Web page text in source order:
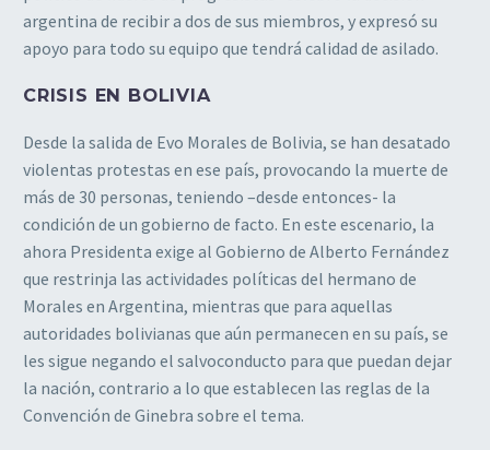
argentina de recibir a dos de sus miembros, y expresó su
apoyo para todo su equipo que tendrá calidad de asilado.
CRISIS EN BOLIVIA
Desde la salida de Evo Morales de Bolivia, se han desatado
violentas protestas en ese país, provocando la muerte de
más de 30 personas, teniendo –desde entonces- la
condición de un gobierno de facto. En este escenario, la
ahora Presidenta exige al Gobierno de Alberto Fernández
que restrinja las actividades políticas del hermano de
Morales en Argentina, mientras que para aquellas
autoridades bolivianas que aún permanecen en su país, se
les sigue negando el salvoconducto para que puedan dejar
la nación, contrario a lo que establecen las reglas de la
Convención de Ginebra sobre el tema.